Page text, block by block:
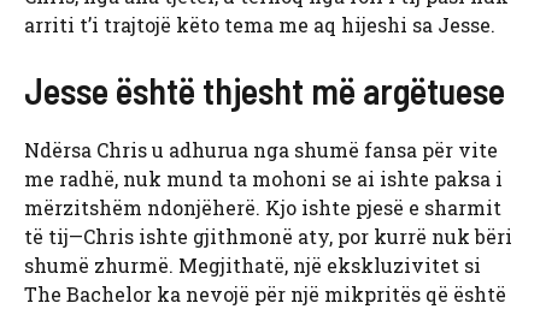
arriti t’i trajtojë këto tema me aq hijeshi sa Jesse.
Jesse është thjesht më argëtuese
Ndërsa Chris u adhurua nga shumë fansa për vite
me radhë, nuk mund ta mohoni se ai ishte paksa i
mërzitshëm ndonjëherë. Kjo ishte pjesë e sharmit
të tij—Chris ishte gjithmonë aty, por kurrë nuk bëri
shumë zhurmë. Megjithatë, një ekskluzivitet si
The Bachelor ka nevojë për një mikpritës që është